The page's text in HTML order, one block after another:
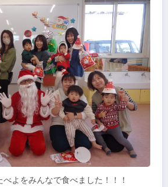
よをみんなで食べました！！！